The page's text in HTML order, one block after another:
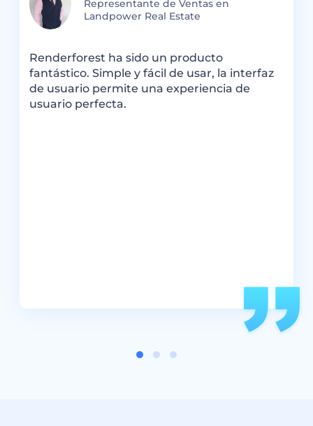
Representante de Ventas en
Landpower Real Estate
Renderforest ha sido un producto
fantástico. Simple y fácil de usar, la interfaz
de usuario permite una experiencia de
usuario perfecta.